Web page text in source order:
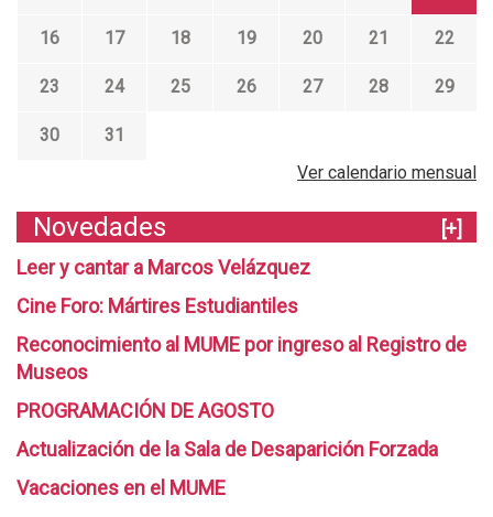
16 17 18 19 20 21 22
23 24 25 26 27 28 29
30
31
Ver calendario mensual
Novedades
[+]
Leer y cantar a Marcos Velázquez
Cine Foro: Mártires Estudiantiles
Reconocimiento al MUME por ingreso al Registro de
Museos
PROGRAMACIÓN DE AGOSTO
Actualización de la Sala de Desaparición Forzada
Vacaciones en el MUME